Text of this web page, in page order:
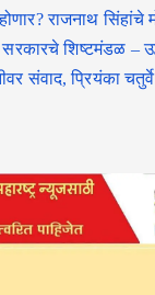
राजनाथ सिंहांचे
शिष्टमंडळ –
संवाद, प्रियंका